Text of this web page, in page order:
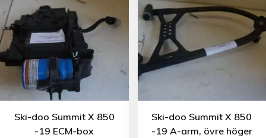
Ski-doo Summit X 850
-19 ECM-box
Ski-doo Summit X 850
-19 A-arm, övre höger